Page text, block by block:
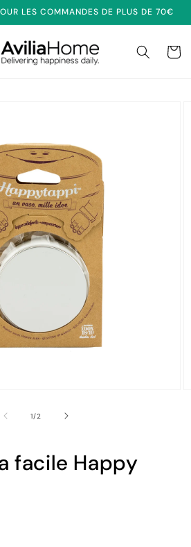
LES COMMANDES DE PLUS DE 70€
Panier
1/de2
facile Happy